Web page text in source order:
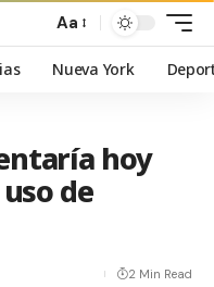
Aa
Nueva York
hoy
de
2 Min Read